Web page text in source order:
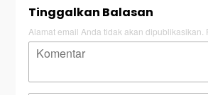
Tinggalkan Balasan
Alamat email Anda tidak akan dipublikasikan.